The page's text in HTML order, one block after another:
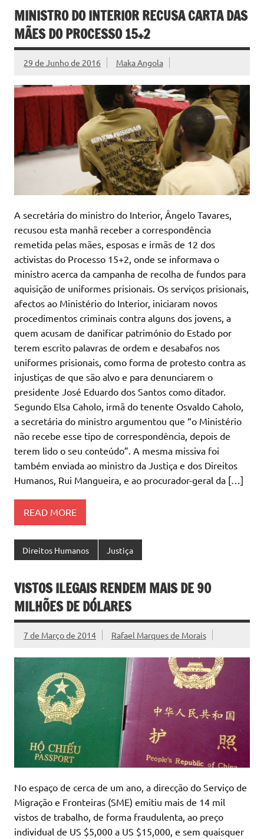
MINISTRO DO INTERIOR RECUSA CARTA DAS
MÃES DO PROCESSO 15+2
29 de Junho de 2016 Maka Angola
A secretária do ministro do Interior, Ângelo Tavares,
recusou esta manhã receber a correspondência
remetida pelas mães, esposas e irmãs de 12 dos
activistas do Processo 15+2, onde se informava o
ministro acerca da campanha de recolha de fundos para
aquisição de uniformes prisionais. Os serviços prisionais,
afectos ao Ministério do Interior, iniciaram novos
procedimentos criminais contra alguns dos jovens, a
quem acusam de danificar património do Estado por
terem escrito palavras de ordem e desabafos nos
uniformes prisionais, como forma de protesto contra as
injustiças de que são alvo e para denunciarem o
presidente José Eduardo dos Santos como ditador.
Segundo Elsa Caholo, irmã do tenente Osvaldo Caholo,
a secretária do ministro argumentou que “o Ministério
não recebe esse tipo de correspondência, depois de
terem lido o seu conteúdo”. A mesma missiva foi
também enviada ao ministro da Justiça e dos Direitos
Humanos, Rui Mangueira, e ao procurador-geral da […]
READ MORE
Direitos Humanos Justiça
VISTOS ILEGAIS RENDEM MAIS DE 90
MILHÕES DE DÓLARES
7 de Março de 2014 Rafael Marques de Morais
No espaço de cerca de um ano, a direcção do Serviço de
Migração e Fronteiras (SME) emitiu mais de 14 mil
vistos de trabalho, de forma fraudulenta, ao preço
individual de US $5,000 a US $15,000, e sem quaisquer